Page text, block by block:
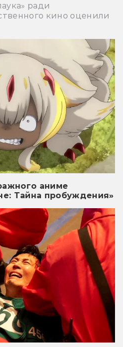
ради
кино оценили
аниме
Тайна пробуждения»